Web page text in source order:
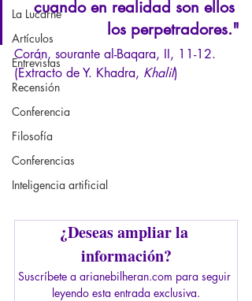
La Lucarne
Artículos
Entrevistas
Recensión
Conferencia
Filosofía
Conferencias
Inteligencia artificial
cuando en realidad son ellos
los perpetradores."
Corán, sourante al-Baqara, II, 11-12.
(Extracto de Y. Khadra, Khalil)
¿Deseas ampliar la
información?
Suscríbete a arianebilheran.com para seguir
leyendo esta entrada exclusiva.